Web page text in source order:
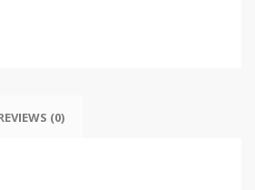
(0)